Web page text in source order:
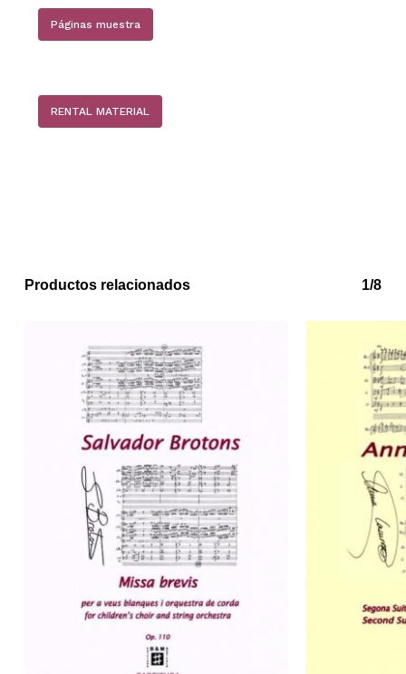
Páginas muestra
RENTAL MATERIAL
Productos relacionados 1/8